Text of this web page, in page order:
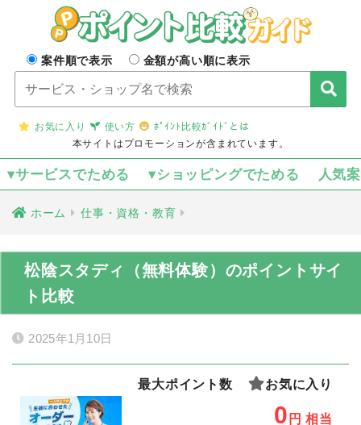
案件順で表示 金額が高い順に表示
お気に入り 使い方
ﾎﾟｲﾝﾄ比較ｶﾞｲﾄﾞとは
本サイトはプロモーションが含まれています。
▾サービスでためる ▾ショッピングでためる 人気
ホーム 仕事・資格・教育
松陰スタディ（無料体験）のポイントサイ
ト比較
2025年1月10日
最大ポイント数 お気に入り
0 円 相当